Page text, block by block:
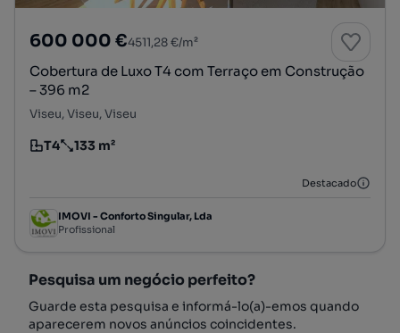
600 000 €4511,28 €/m²
Cobertura de Luxo T4 com Terraço em Construção
– 396 m2
Viseu, Viseu, Viseu
Tipologia
T4
Preço por metro quadrado
133 m²
Destacado
IMOVI - Conforto Singular, Lda
Profissional
Pesquisa um negócio perfeito?
Guarde esta pesquisa e informá-lo(a)-emos quando
aparecerem novos anúncios coincidentes.